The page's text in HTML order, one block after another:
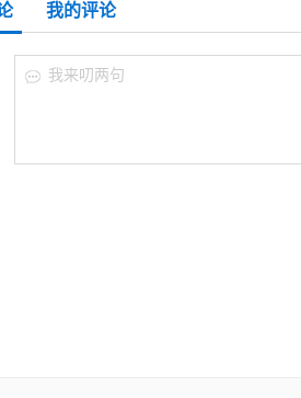
我的评论
我来叨两句